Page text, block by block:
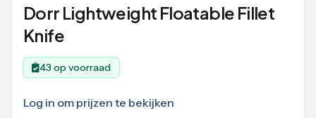
Dorr Lightweight Floatable Fillet
Knife
43 op voorraad
Log in om prijzen te bekijken